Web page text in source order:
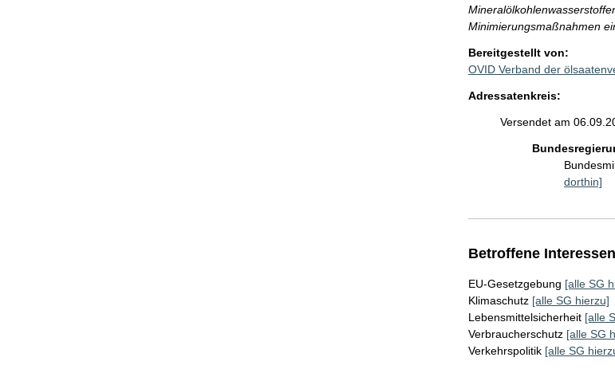
Minimierungsmaßnahmen
Bereitgestellt von:
OVID Verband der
Adressatenkreis:
Versendet am
dorthin]
Betroffene
EU-Gesetzgebung [alle SG
Klimaschutz [alle SG hierzu]
Lebensmittelsicherheit [alle
Verbraucherschutz [alle SG
Verkehrspolitik [alle SG